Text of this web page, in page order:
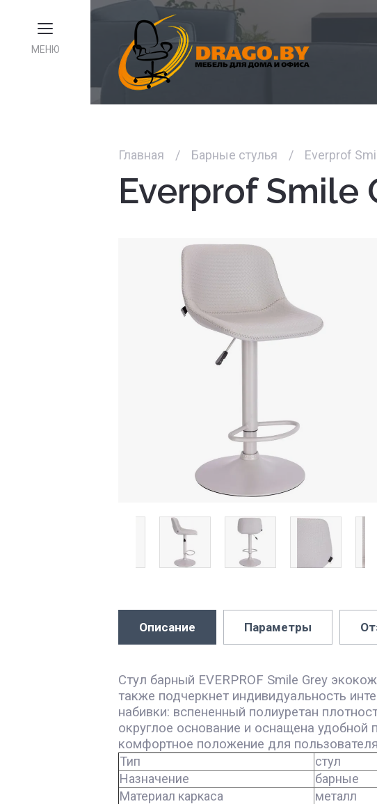
МЕНЮ
Главная / Барные стулья / Everprof
Everprof
Описание Параметры
Стул барный EVERPROF Smile Grey
также подчеркнет индивидуальность
набивки: вспененный полиуретан
округлое основание и оснащена удобной
комфортное положение для
Тип
стул
Назначение
барные
Материал каркаса
металл